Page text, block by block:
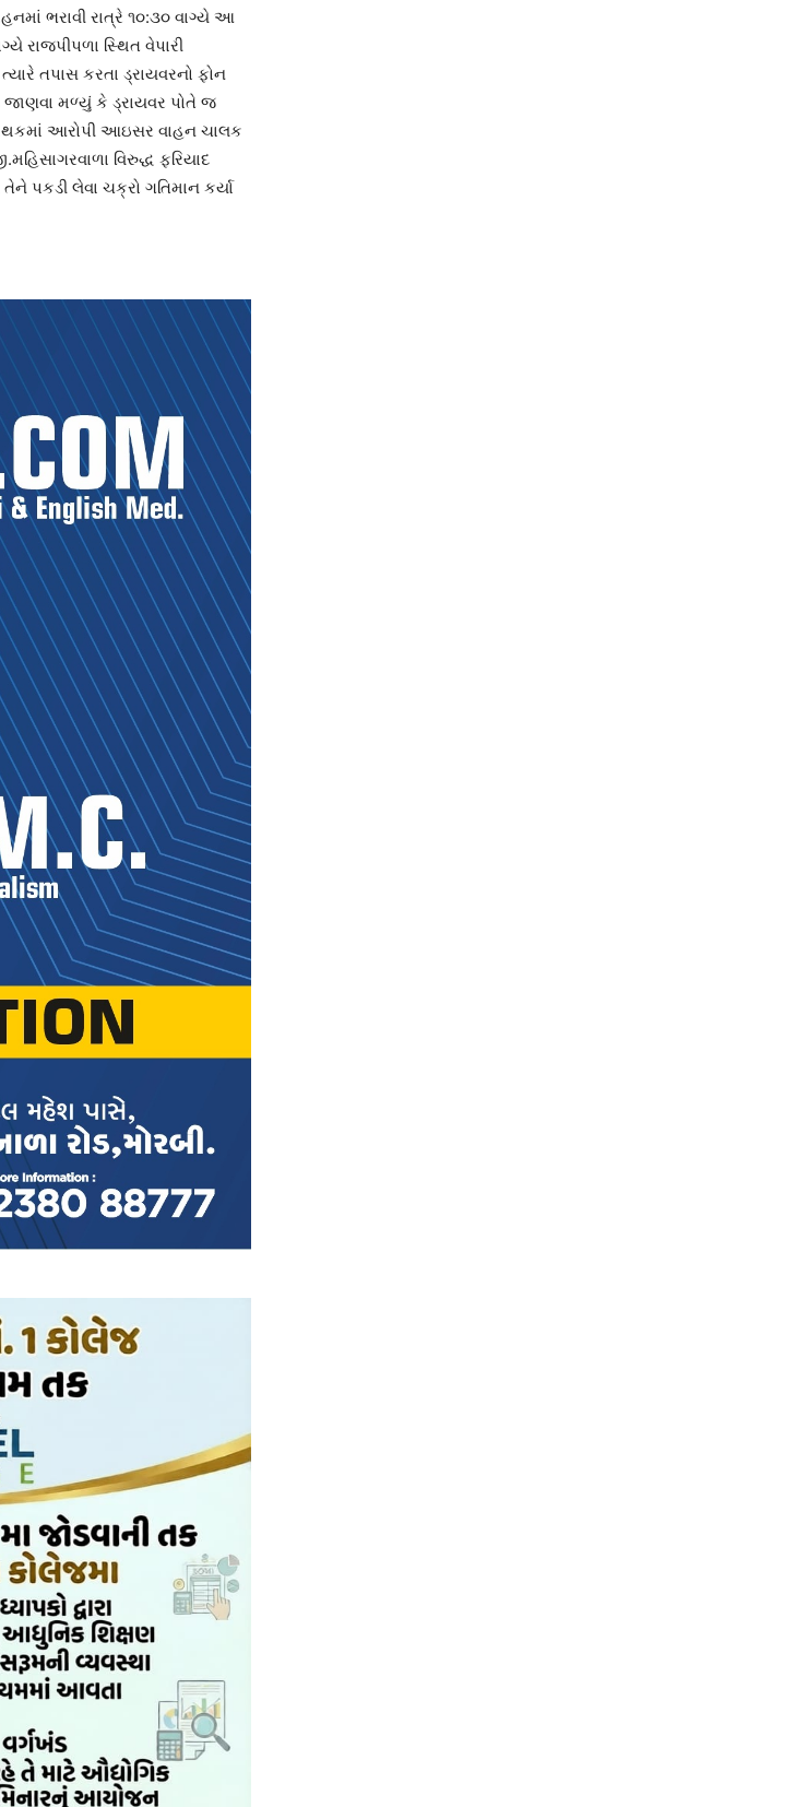
ભરાવી રાત્રે ૧૦:૩૦ વાગ્યે આ
રાજપીપળા સ્થિત વેપારી
તપાસ કરતા ડ્રાયવરનો ફોન
જાણવા મળ્યું કે ડ્રાયવર પોતે જ
આરોપી આઇસર વાહન ચાલક
વિરુદ્ધ ફરિયાદ
તેને પકડી લેવા ચક્રો ગતિમાન કર્યા